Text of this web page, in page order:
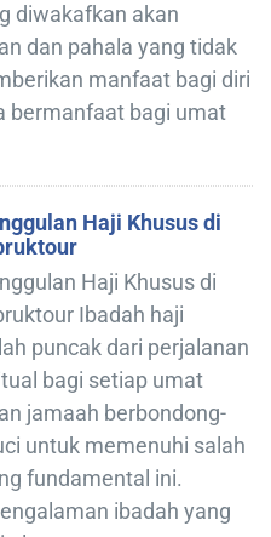
diwakafkan akan
dan pahala yang tidak
manfaat bagi diri
bermanfaat bagi umat
Haji Khusus di
Haji Khusus di
Ibadah haji
puncak dari perjalanan
bagi setiap umat
jamaah berbondong-
untuk memenuhi salah
fundamental ini.
ibadah yang